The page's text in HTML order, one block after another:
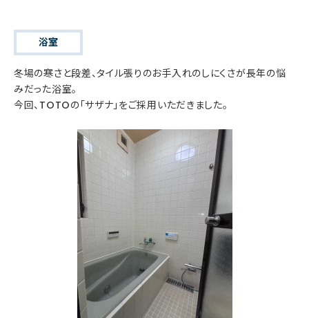
浴室
冬場の寒さと段差、タイル張りのお手入れのしにくさが長年の悩
みだった浴室。
今回、TOTOの「サザナ」をご採用いただきました。